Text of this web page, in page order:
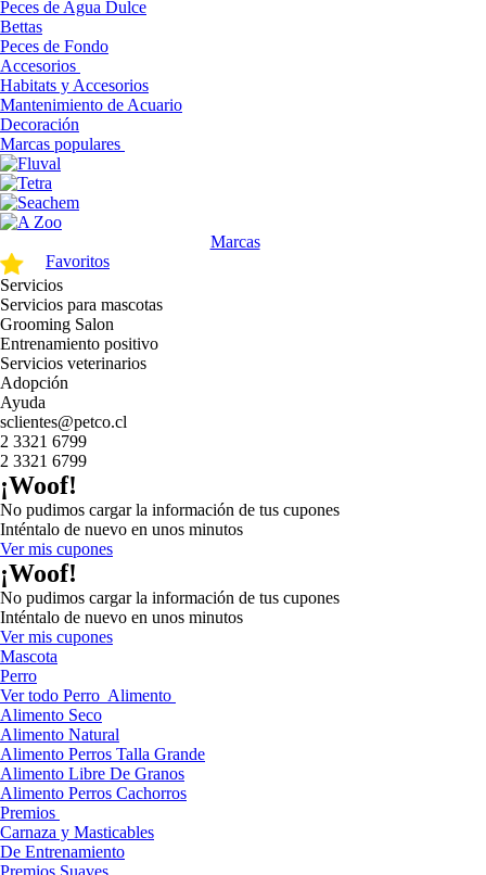
Peces de Agua Dulce
Bettas
Peces de Fondo
Accesorios
Habitats y Accesorios
Mantenimiento de Acuario
Decoración
Marcas populares
Marcas
Favoritos
Servicios
Servicios para mascotas
Grooming Salon
Entrenamiento positivo
Servicios veterinarios
Adopción
Ayuda
sclientes@petco.cl
2 3321 6799
2 3321 6799
¡Woof!
No pudimos cargar la información de tus cupones
Inténtalo de nuevo en unos minutos
Ver mis cupones
¡Woof!
No pudimos cargar la información de tus cupones
Inténtalo de nuevo en unos minutos
Ver mis cupones
Mascota
Perro
Ver todo Perro Alimento
Alimento Seco
Alimento Natural
Alimento Perros Talla Grande
Alimento Libre De Granos
Alimento Perros Cachorros
Premios
Carnaza y Masticables
De Entrenamiento
Premios Suaves